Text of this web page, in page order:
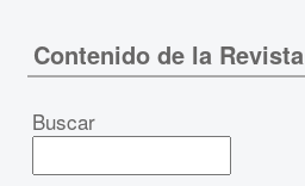
Contenido de la Revista
Buscar